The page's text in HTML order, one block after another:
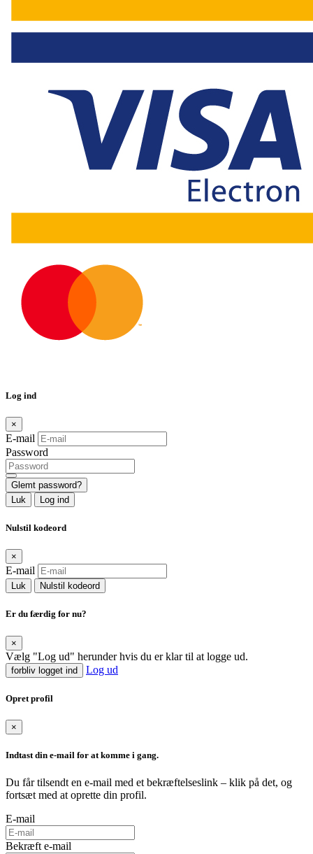
Log ind
×
E-mail
Password
Glemt password?
Luk
Log ind
Nulstil kodeord
×
E-mail
Luk Nulstil kodeord
Er du færdig for nu?
×
Vælg "Log ud" herunder hvis du er klar til at logge ud.
forbliv logget ind Log ud
Opret profil
×
Indtast din e-mail for at komme i gang.
Du får tilsendt en e-mail med et bekræftelseslink – klik på det, og
fortsæt med at oprette din profil.
E-mail
Bekræft e-mail